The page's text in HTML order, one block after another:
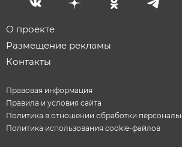
О проекте
Размещение рекламы
Контакты
Правовая информация
Правила и условия сайта
Политика в отношении обработки
Политика использования cookie-файлов